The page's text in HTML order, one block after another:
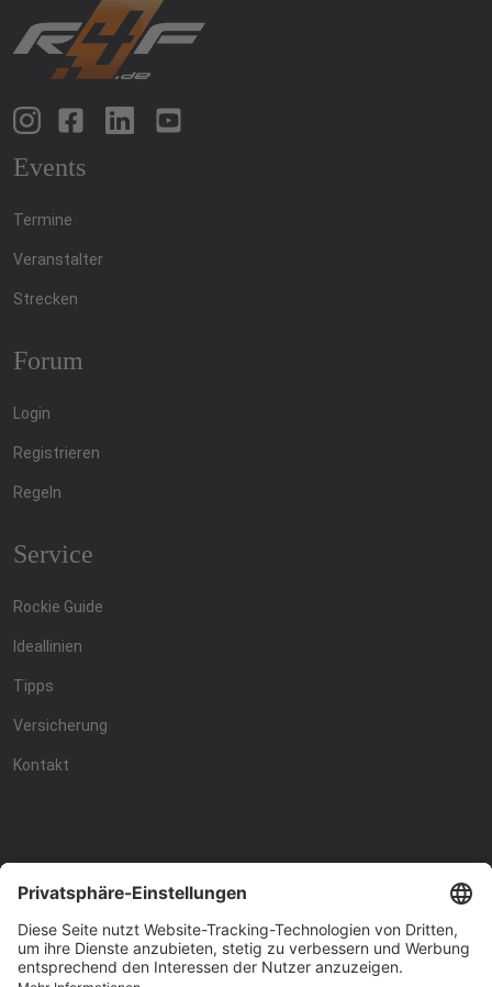
Events
Termine
Veranstalter
Strecken
Forum
Login
Registrieren
Regeln
Service
Rockie Guide
Ideallinien
Tipps
Versicherung
Kontakt
Racing4fun - Alles über Racing4fun - Alles über